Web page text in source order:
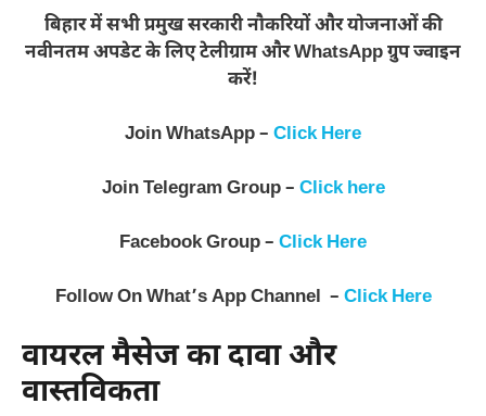
बिहार में सभी प्रमुख सरकारी नौकरियों और योजनाओं की
नवीनतम अपडेट के लिए टेलीग्राम और WhatsApp ग्रुप ज्वाइन
करें!
Join WhatsApp – Click Here
Join Telegram Group – Click here
Facebook Group – Click Here
Follow On What’s App Channel – Click Here
वायरल मैसेज का दावा और
वास्तविकता